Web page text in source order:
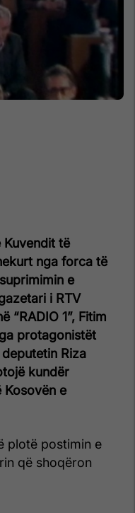
Kuvendit të
nga forca të
e
i RTV
“RADIO 1”, Fitim
protagonistët
Riza
kundër
Kosovën e
plotë postimin e
që shoqëron